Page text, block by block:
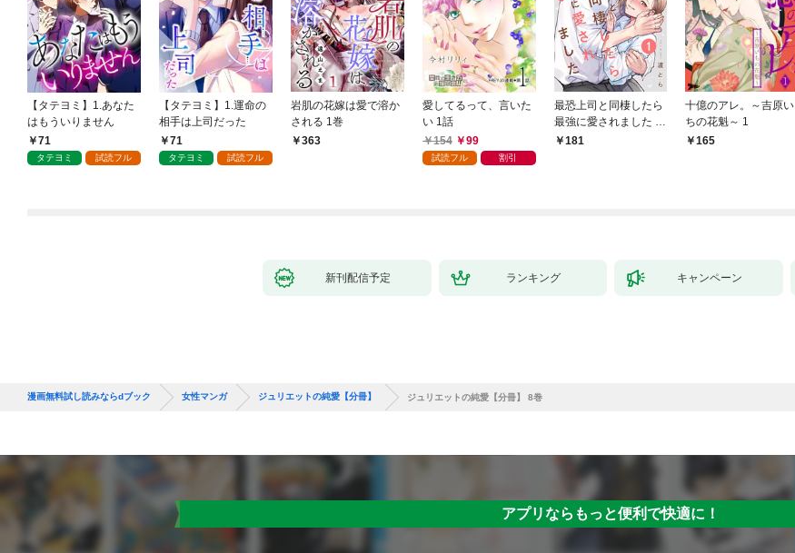
【タテヨミ】1.あなた
はもういりません
71
タテヨミ 試読フル
【タテヨミ】1.運命の
相手は上司だった
71
タテヨミ 試読フル
岩肌の花嫁は愛で溶か
される 1巻
363
愛してるって、言いた
い 1話
154
99
試読フル 割引
最恐上司と同棲したら
最強に愛されました 1
巻181
十億のアレ。～吉原い
ちの花魁～ 1
165
新刊配信予定 ランキング キャンペーン
漫画無料試し読みならdブック 女性マンガ ジュリエットの純愛【分冊】 ジュリエットの純愛【分冊】 8巻
アプリならもっと便利で快適に！